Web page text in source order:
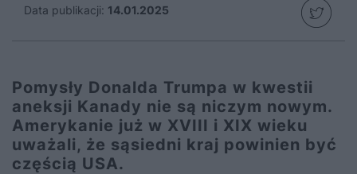
Data publikacji: 14.01.2025
Pomysły Donalda Trumpa w kwestii
aneksji Kanady nie są niczym nowym.
Amerykanie już w XVIII i XIX wieku
uważali, że sąsiedni kraj powinien być
częścią USA.